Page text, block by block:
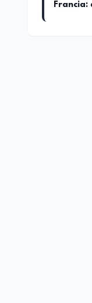
Francia: